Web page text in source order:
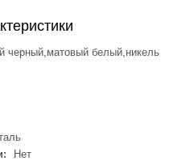
черный,матовый белый,никель
Нет